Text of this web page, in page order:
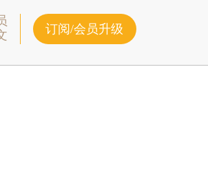
订阅/会员升级